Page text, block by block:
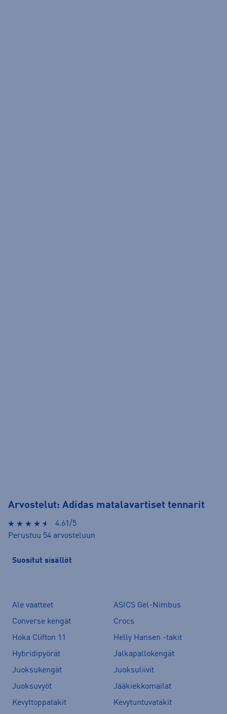
Arvostelut: Adidas matalavartiset tennarit
4.61/5
Perustuu 54 arvosteluun
Suositut sisällöt
Ale vaatteet
ASICS Gel-Nimbus
Converse kengät
Crocs
Hoka Clifton 11
Helly Hansen -takit
Hybridipyörät
Jalkapallokengät
Juoksukengät
Juoksuliivit
Juoksuvyöt
Jääkiekkomailat
Kevyttoppatakit
Kevytuntuvatakit